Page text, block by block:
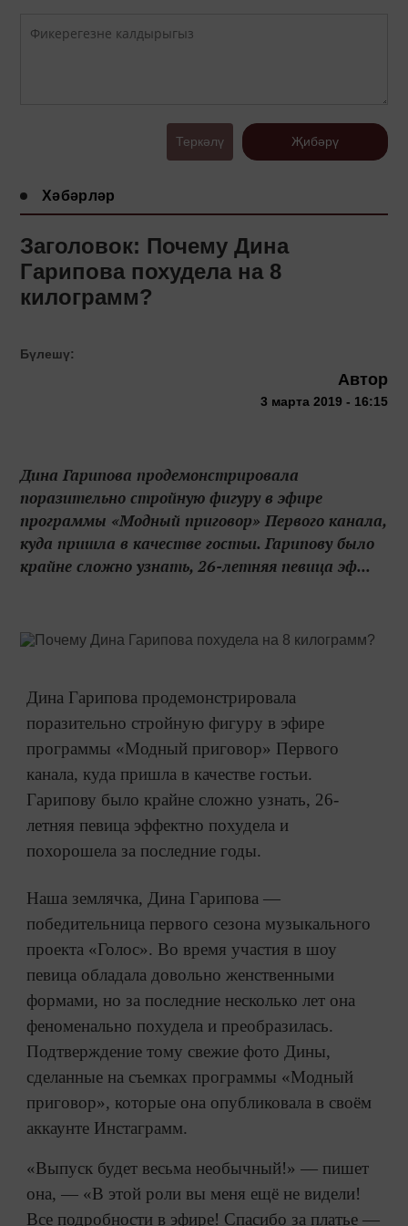
Теркәлү Җибәрү
Хәбәрләр
Заголовок: Почему Дина
Гарипова похудела на 8
килограмм?
Бүлешү:
Автор
3 марта 2019 - 16:15
Дина Гарипова продемонстрировала
поразительно стройную фигуру в эфире
программы «Модный приговор» Первого канала,
куда пришла в качестве гостьи. Гарипову было
крайне сложно узнать, 26-летняя певица эф...
Дина Гарипова продемонстрировала
поразительно стройную фигуру в эфире
программы «Модный приговор» Первого
канала, куда пришла в качестве гостьи.
Гарипову было крайне сложно узнать, 26-
летняя певица эффектно похудела и
похорошела за последние годы.
Наша землячка, Дина Гарипова —
победительница первого сезона музыкального
проекта «Голос». Во время участия в шоу
певица обладала довольно женственными
формами, но за последние несколько лет она
феноменально похудела и преобразилась.
Подтверждение тому свежие фото Дины,
сделанные на съемках программы «Модный
приговор», которые она опубликовала в своём
аккаунте Инстаграмм.
«Выпуск будет весьма необычный!» — пишет
она, — «В этой роли вы меня ещё не видели!
Все подробности в эфире! Спасибо за платье —